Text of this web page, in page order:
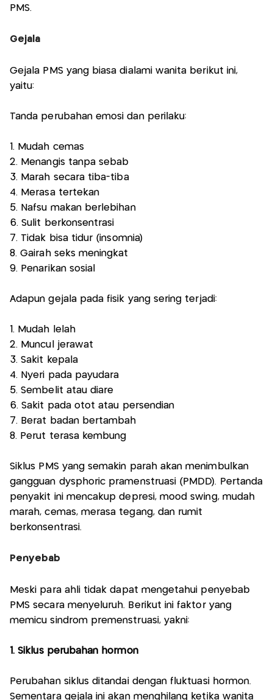
PMS.
Gejala
Gejala PMS yang biasa dialami wanita berikut ini,
yaitu:
Tanda perubahan emosi dan perilaku:
1. Mudah cemas
2. Menangis tanpa sebab
3. Marah secara tiba-tiba
4. Merasa tertekan
5. Nafsu makan berlebihan
6. Sulit berkonsentrasi
7. Tidak bisa tidur (insomnia)
8. Gairah seks meningkat
9. Penarikan sosial
Adapun gejala pada fisik yang sering terjadi:
1. Mudah lelah
2. Muncul jerawat
3. Sakit kepala
4. Nyeri pada payudara
5. Sembelit atau diare
6. Sakit pada otot atau persendian
7. Berat badan bertambah
8. Perut terasa kembung
Siklus PMS yang semakin parah akan menimbulkan
gangguan dysphoric pramenstruasi (PMDD). Pertanda
penyakit ini mencakup depresi, mood swing, mudah
marah, cemas, merasa tegang, dan rumit
berkonsentrasi.
Penyebab
Meski para ahli tidak dapat mengetahui penyebab
PMS secara menyeluruh. Berikut ini faktor yang
memicu sindrom premenstruasi, yakni:
1. Siklus perubahan hormon
Perubahan siklus ditandai dengan fluktuasi hormon.
Sementara gejala ini akan menghilang ketika wanita